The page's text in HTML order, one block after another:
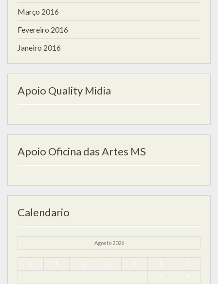
Março 2016
Fevereiro 2016
Janeiro 2016
Apoio Quality Midia
Apoio Oficina das Artes MS
Calendario
Agosto 2026
S T Q Q S S D
1